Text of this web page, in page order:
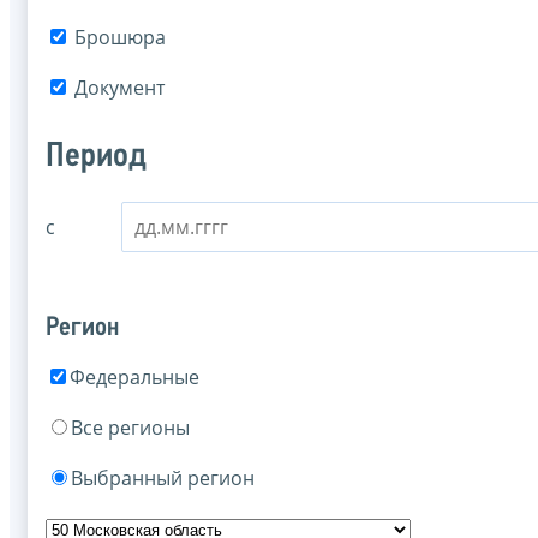
Брошюра
Документ
Период
с
Регион
Федеральные
Все регионы
Выбранный регион